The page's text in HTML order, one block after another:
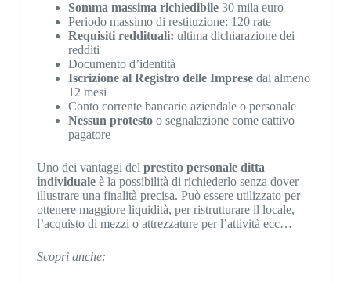
Somma massima richiedibile30 mila euro
Periodo massimo di restituzione: 120 rate
Requisiti reddituali: ultima dichiarazione dei
redditi
Documento d’identità
Iscrizione al Registro delle Impresedal almeno
12 mesi
Conto corrente bancario aziendale o personale
Nessun protestoo segnalazione come cattivo
pagatore
Uno dei vantaggi del prestito personale ditta
individualeè la possibilità di richiederlo senza dover
illustrare una finalità precisa. Può essere utilizzato per
ottenere maggiore liquidità, per ristrutturare il locale,
l’acquisto di mezzi o attrezzature per l’attività ecc…
Scopri anche: